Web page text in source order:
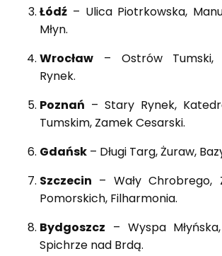
Łódź – Ulica Piotrkowska,
Młyn.
Wrocław – Ostrów Tumski,
Rynek.
Poznań – Stary Rynek,
Tumskim, Zamek Cesarski.
Gdańsk – Długi Targ, Żuraw,
Szczecin – Wały Chrobrego,
Pomorskich, Filharmonia.
Bydgoszcz – Wyspa
Spichrze nad Brdą.